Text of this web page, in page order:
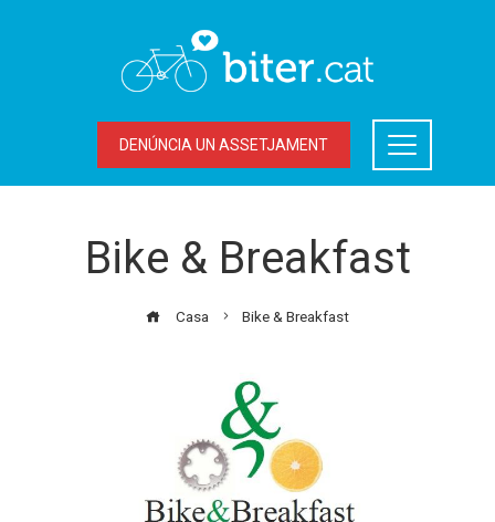
DENÚNCIA UN ASSETJAMENT
Bike & Breakfast
Casa Bike & Breakfast